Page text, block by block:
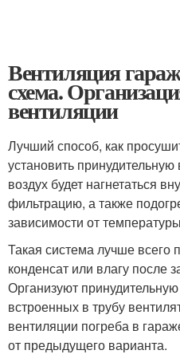
Вентиляция
схема.
вентиляции
Лучший способ, как
установить
воздух будет нагнетаться
фильтрацию, а также
зависимости от
Такая система лучше всего
конденсат или влагу после
Организуют
встроенных в трубу
вентиляции погреба в
от предыдущего варианта.